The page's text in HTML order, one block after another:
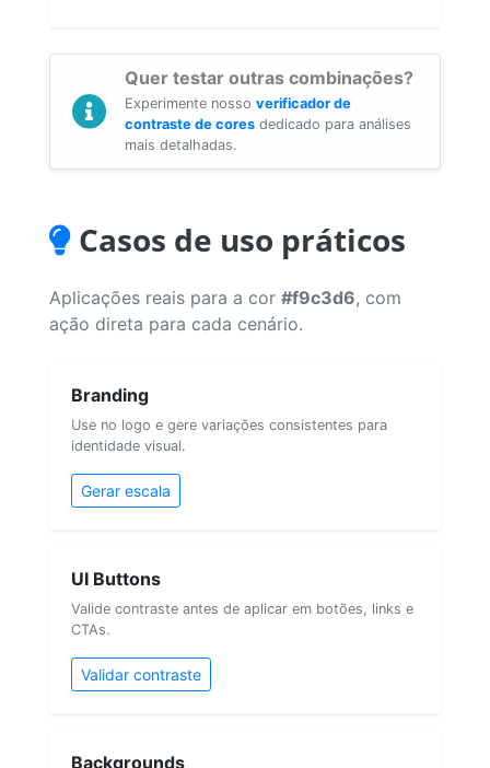
Quer testar outras combinações?
Experimente nosso verificador de
contraste de cores dedicado para análises
mais detalhadas.
Casos de uso práticos
Aplicações reais para a cor #f9c3d6, com
ação direta para cada cenário.
Branding
Use no logo e gere variações consistentes para
identidade visual.
Gerar escala
UI Buttons
Valide contraste antes de aplicar em botões, links e
CTAs.
Validar contraste
Backgrounds